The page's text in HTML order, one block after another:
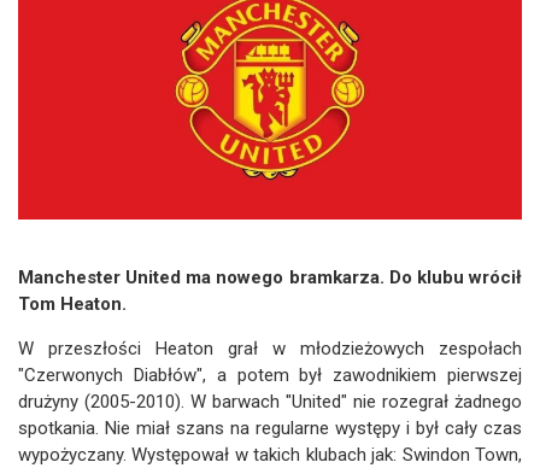
Manchester United ma nowego bramkarza. Do klubu wrócił
Tom Heaton.
W przeszłości Heaton grał w młodzieżowych zespołach
"Czerwonych Diabłów", a potem był zawodnikiem pierwszej
drużyny (2005-2010). W barwach "United" nie rozegrał żadnego
spotkania. Nie miał szans na regularne występy i był cały czas
wypożyczany. Występował w takich klubach jak: Swindon Town,